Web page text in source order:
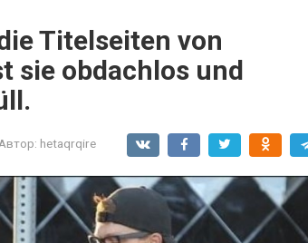
Titelseiten von
sie obdachlos und
Автор: hetaqrqire